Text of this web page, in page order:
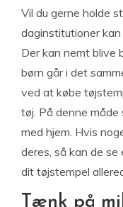
Vil du gerne holde
daginstitutioner
Der kan nemt blive
børn går i det
ved at købe
tøj. På denne måde
med hjem. Hvis
deres, så kan de
dit tøjstempel
Tænk på